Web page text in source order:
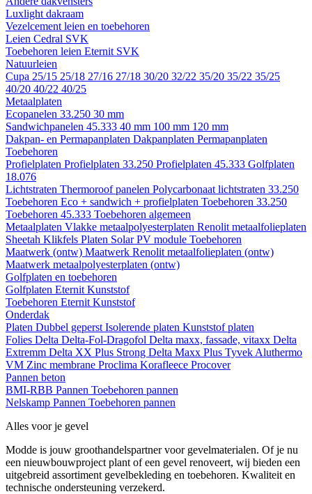
Luxlight dakraam
Vezelcement leien en toebehoren
Leien Cedral SVK
Toebehoren leien Eternit SVK
Natuurleien
Cupa 25/15 25/18 27/16 27/18 30/20 32/22 35/20 35/22 35/25
40/20 40/22 40/25
Metaalplaten
Ecopanelen 33.250 30 mm
Sandwichpanelen 45.333 40 mm 100 mm 120 mm
Dakpan- en Permapanplaten Dakpanplaten Permapanplaten
Toebehoren
Profielplaten Profielplaten 33.250 Profielplaten 45.333 Golfplaten
18.076
Lichtstraten Thermoroof panelen Polycarbonaat lichtstraten 33.250
Toebehoren Eco + sandwich + profielplaten Toebehoren 33.250
Toebehoren 45.333 Toebehoren algemeen
Metaalplaten Vlakke metaalpolyesterplaten Renolit metaalfolieplaten
Sheetah Klikfels Platen Solar PV module Toebehoren
Maatwerk (ontw) Maatwerk Renolit metaalfolieplaten (ontw)
Maatwerk metaalpolyesterplaten (ontw)
Golfplaten en toebehoren
Golfplaten Eternit Kunststof
Toebehoren Eternit Kunststof
Onderdak
Platen Dubbel geperst Isolerende platen Kunststof platen
Folies Delta Delta-Fol-Dragofol Delta maxx, fassade, vitaxx Delta
Extremm Delta XX Plus Strong Delta Maxx Plus Tyvek Aluthermo
VM Zinc membrane Proclima Korafleece Procover
Pannen beton
BMI-RBB Pannen Toebehoren pannen
Nelskamp Pannen Toebehoren pannen
Alles voor je gevel
Modde is jouw groothandelspartner voor gevelmaterialen. Of je nu
een nieuwbouwproject plant of een gevel renoveert, wij bieden een
uitgebreid assortiment gevelbekleding en toebehoren. Kwaliteit en
technische ondersteuning verzekerd.